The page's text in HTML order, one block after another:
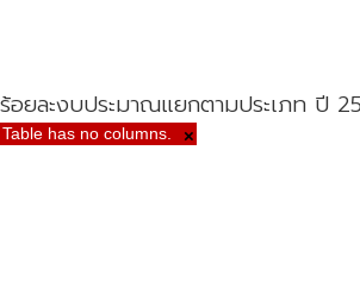
ร้อยละงบประมาณแยกตามประเภท ปี
Table has no columns. ×